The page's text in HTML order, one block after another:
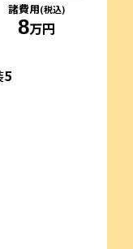
諸費用(税込)
8万円
5